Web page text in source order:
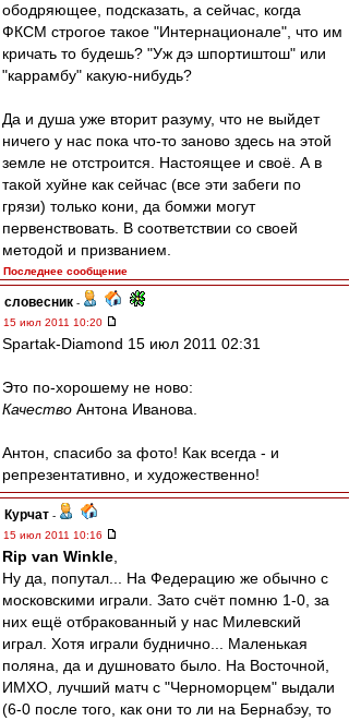
ободряющее, подсказать, а сейчас, когда
ФКСМ строгое такое "Интернационале", что им
кричать то будешь? "Уж дэ шпортиштош" или
"каррамбу" какую-нибудь?
Да и душа уже вторит разуму, что не выйдет
ничего у нас пока что-то заново здесь на этой
земле не отстроится. Настоящее и своё. А в
такой хуйне как сейчас (все эти забеги по
грязи) только кони, да бомжи могут
первенствовать. В соответствии со своей
методой и призванием.
Последнее сообщение
словесник -
15 июл 2011 10:20
Spartak-Diamond 15 июл 2011 02:31
Это по-хорошему не ново:
Качество Антона Иванова.
Антон, спасибо за фото! Как всегда - и
репрезентативно, и художественно!
Курчат -
15 июл 2011 10:16
Rip van Winkle
Ну да, попутал... На Федерацию же обычно с
московскими играли. Зато счёт помню 1-0, за
них ещё отбракованный у нас Милевский
играл. Хотя играли буднично... Маленькая
поляна, да и душновато было. На Восточной,
ИМХО, лучший матч с "Черноморцем" выдали
(6-0 после того, как они то ли на Бернабэу, то